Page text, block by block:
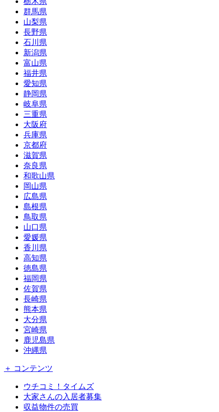
群馬県
山梨県
長野県
石川県
新潟県
富山県
福井県
愛知県
静岡県
岐阜県
三重県
大阪府
兵庫県
京都府
滋賀県
奈良県
和歌山県
岡山県
広島県
島根県
鳥取県
山口県
愛媛県
香川県
高知県
徳島県
福岡県
佐賀県
長崎県
熊本県
大分県
宮崎県
鹿児島県
沖縄県
＋ コンテンツ
ウチコミ！タイムズ
大家さんの入居者募集
収益物件の売買